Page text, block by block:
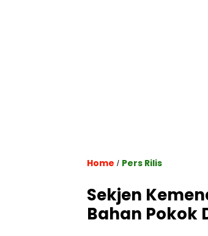
Home / Pers Rilis
Sekjen
Bahan Pokok